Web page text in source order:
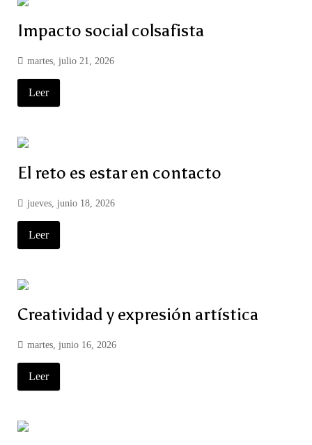
Impacto social colsafista
martes, julio 21, 2026
Leer
El reto es estar en contacto
jueves, junio 18, 2026
Leer
Creatividad y expresión artística
martes, junio 16, 2026
Leer